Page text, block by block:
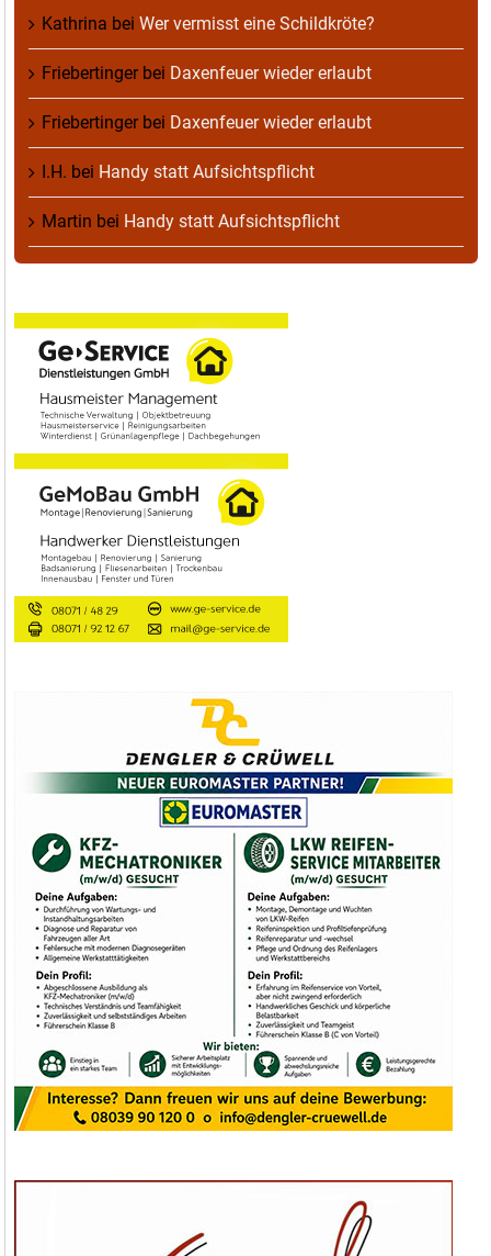
Kathrina bei Wer vermisst eine Schildkröte?
Friebertingerbei Daxenfeuer wieder erlaubt
Friebertingerbei Daxenfeuer wieder erlaubt
I.H. bei Handy statt Aufsichtspflicht
Martin bei Handy statt Aufsichtspflicht